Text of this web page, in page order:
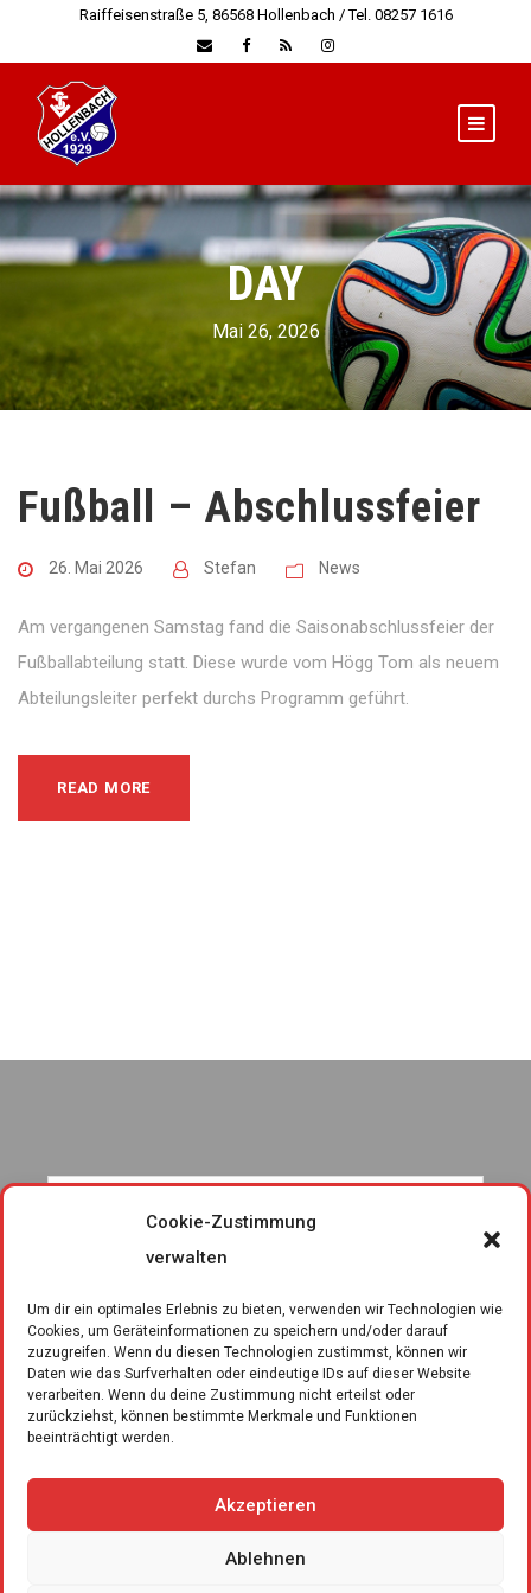
Cookie-Zustimmung
verwalten
Um dir ein optimales Erlebnis zu bieten, verwenden wir Technologien wie
Cookies, um Geräteinformationen zu speichern und/oder darauf
zuzugreifen. Wenn du diesen Technologien zustimmst, können wir
Daten wie das Surfverhalten oder eindeutige IDs auf dieser Website
verarbeiten. Wenn du deine Zustimmung nicht erteilst oder
zurückziehst, können bestimmte Merkmale und Funktionen
beeinträchtigt werden.
Akzeptieren
Ablehnen
Raiffeisenstraße 5, 86568 Hollenbach / Tel. 08257 1616
DAY
Mai 26, 2026
Fußball – Abschlussfeier
26. Mai 2026 Stefan News
Am vergangenen Samstag fand die Saisonabschlussfeier der
Fußballabteilung statt. Diese wurde vom Högg Tom als neuem
Abteilungsleiter perfekt durchs Programm geführt.
READ MORE